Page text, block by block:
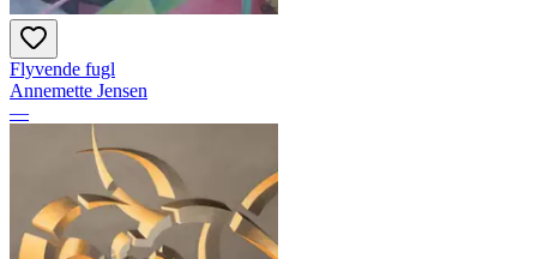
Flyvende fugl
Annemette Jensen
—